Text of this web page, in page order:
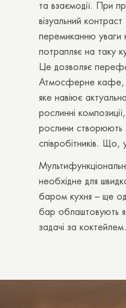
та взаємодії. При
візуальний
перемиканню уваги
потрапляє на таку
Це дозволяє
Атмосферне кафе,
яке навіює
рослинні
рослини створюють
співробітників. Що,
необхідне для
баром кухня – ще
бар облаштовують
задачі за коктейлем.